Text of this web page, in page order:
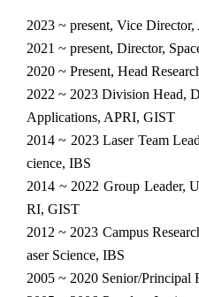
2023 ~ present, Vice
2021 ~ present, Director,
2020 ~ Present, Head
2022 ~ 2023 Division Head,
Applications, APRI, GIST
2014 ~ 2023 Laser Team
cience, IBS
2014 ~ 2022 Group Leader,
RI, GIST
2012 ~ 2023 Campus
aser Science, IBS
2005 ~ 2020 Senior/Principal